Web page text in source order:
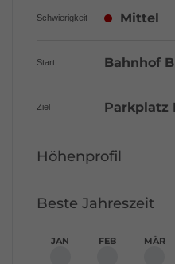
Schwierigkeit Mittel
Start Bahnhof
Ziel Parkplatz
Höhenprofil
Beste Jahreszeit
JAN FEB MÄR